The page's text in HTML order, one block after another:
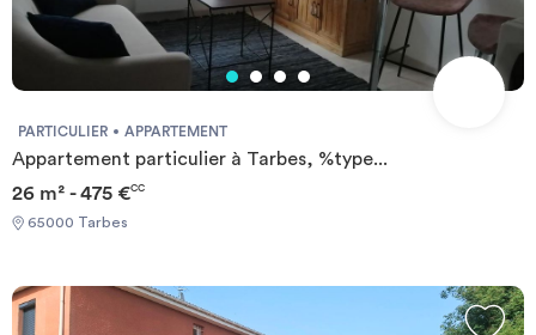
PARTICULIER APPARTEMENT
Appartement particulier à Tarbes, %type...
26 m² - 475 €CC
65000 Tarbes